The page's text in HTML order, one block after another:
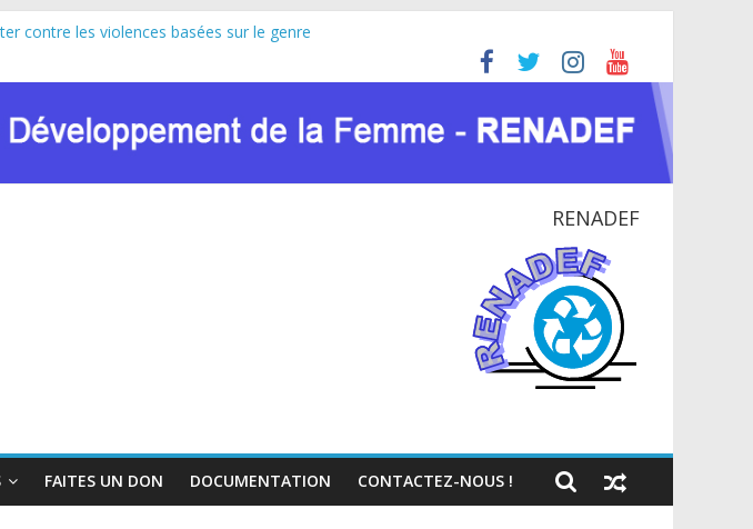
contre les violences basées sur le genre
RENADEF renforcent leur plaidoyer pour la paix et le dialogue national
contre les VBG dans le contexte du VIH et des crises humanitaires
RENADEF
FAITES UN DON DOCUMENTATION CONTACTEZ-NOUS !